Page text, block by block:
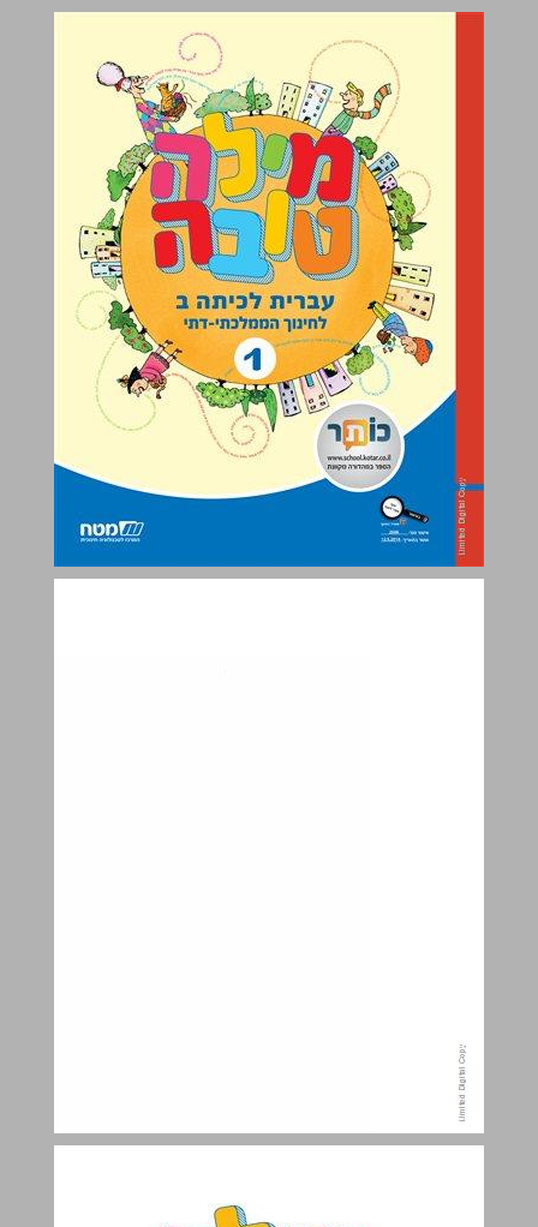
מילה טובה עברית לכיתה ב לחינוך הממלכתי-דתי 1 ... 0